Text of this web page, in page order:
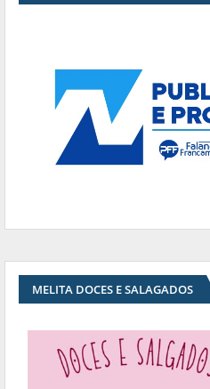
MELITA DOCES E SALAGADOS